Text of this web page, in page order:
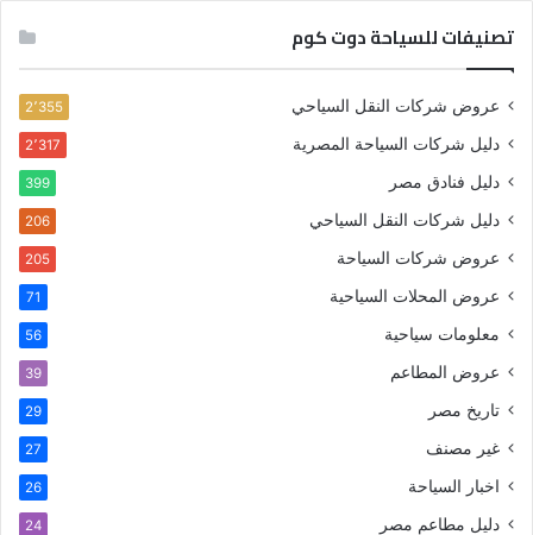
تصنيفات للسياحة دوت كوم
عروض شركات النقل السياحي 2٬355
دليل شركات السياحة المصرية 2٬317
دليل فنادق مصر 399
دليل شركات النقل السياحي 206
عروض شركات السياحة 205
عروض المحلات السياحية 71
معلومات سياحية 56
عروض المطاعم 39
تاريخ مصر 29
غير مصنف 27
اخبار السياحة 26
دليل مطاعم مصر 24